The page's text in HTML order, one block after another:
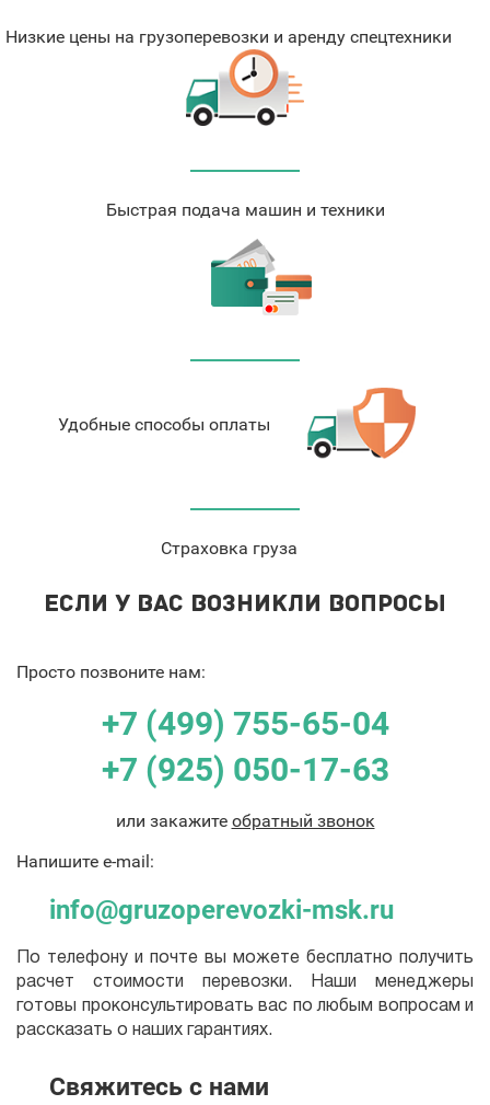
Низкие цены на грузоперевозки и аренду спецтехники
Быстрая подача машин и техники
Удобные способы оплаты
Страховка груза
ЕСЛИ У ВАС ВОЗНИКЛИ ВОПРОСЫ
Просто позвоните нам:
+7 (499) 755-65-04
+7 (925) 050-17-63
или закажите обратный звонок
Напишите e-mail:
info@gruzoperevozki-msk.ru
По телефону и почте вы можете бесплатно получить
расчет стоимости перевозки. Наши менеджеры
готовы проконсультировать вас по любым вопросам и
рассказать о наших гарантиях.
Свяжитесь с нами